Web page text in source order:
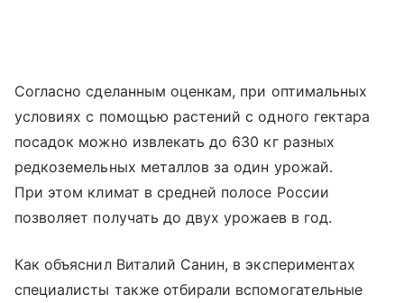
Согласно сделанным оценкам, при оптимальных
условиях с помощью растений с одного гектара
посадок можно извлекать до 630 кг разных
редкоземельных металлов за один урожай.
При этом климат в средней полосе России
позволяет получать до двух урожаев в год.
Как объяснил Виталий Санин, в экспериментах
специалисты также отбирали вспомогательные